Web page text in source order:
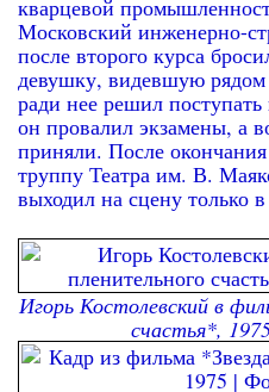
кварцевой
Московский инженерно-
после второго курса
девушку, видевшую рядом
ради нее решил
он провалил экзамены, а
приняли. После
труппу Театра им. В.
выходил на сцену только в
Игорь Костолевский в
счастья*,